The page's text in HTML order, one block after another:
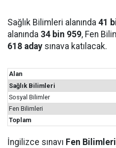
Sağlık Bilimleri alanında 41
alanında 34 bin 959, Fen
618 aday sınava katılacak.
Alan
Sağlık Bilimleri
Sosyal Bilimler
Fen Bilimleri
Toplam
İngilizce sınavı Fen